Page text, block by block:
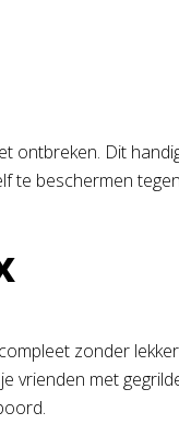
ontbreken. Dit
beschermen
zonder
vrienden met